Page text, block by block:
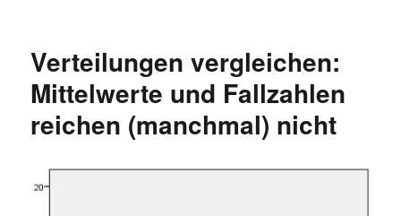
Beschreibung
der
Einkommensverteilung
Verteilungen vergleichen:
Mittelwerte und Fallzahlen
reichen (manchmal) nicht